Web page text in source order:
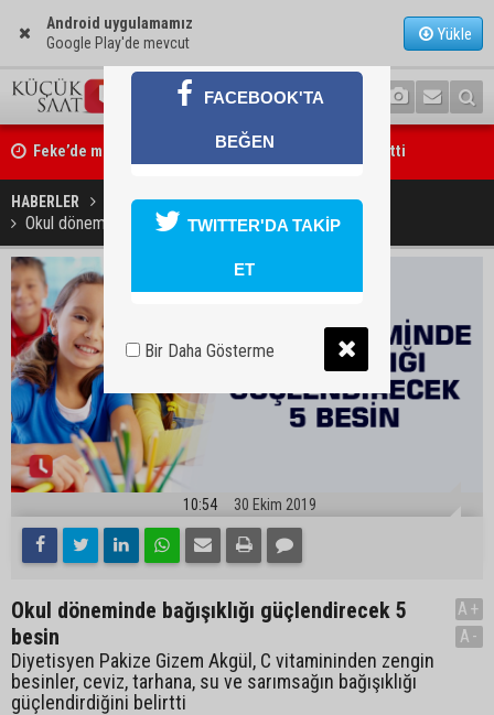
Android uygulamamız
Google Play'de mevcut
Yükle
Feke’de motosiklet ağaca çarptı: 1 kişi hayatını kaybetti
AOSB’den ihracata stratejik destek
HABERLER YAŞAM
Okul döneminde bağışıklığı güçlendirecek 5 besin
10:54 30 Ekim 2019
Okul döneminde bağışıklığı güçlendirecek 5
besin
Diyetisyen Pakize Gizem Akgül, C vitamininden zengin
besinler, ceviz, tarhana, su ve sarımsağın bağışıklığı
güçlendirdiğini belirtti
A+
A-
FACEBOOK'TA
BEĞEN
TWITTER'DA TAKİP
ET
Bir Daha Gösterme